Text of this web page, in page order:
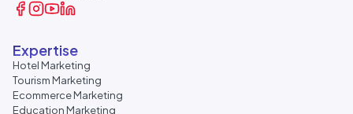
Expertise
Hotel Marketing
Tourism Marketing
Ecommerce Marketing
Education Marketing